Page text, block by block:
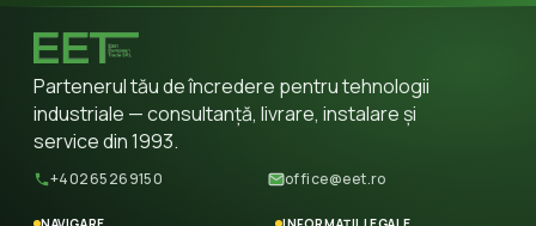
Partenerul tău de încredere pentru tehnologii
industriale — consultanță, livrare, instalare și
service din 1993.
+40265269150 office@eet.ro